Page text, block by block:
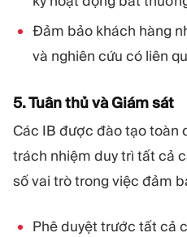
Đảm bảo khách hàng
và nghiên cứu có liên
5. Tuân thủ và Giám sát
Các IB được đào tạo toàn
trách nhiệm duy trì tất cả
số vai trò trong việc đảm
Phê duyệt trước tất cả